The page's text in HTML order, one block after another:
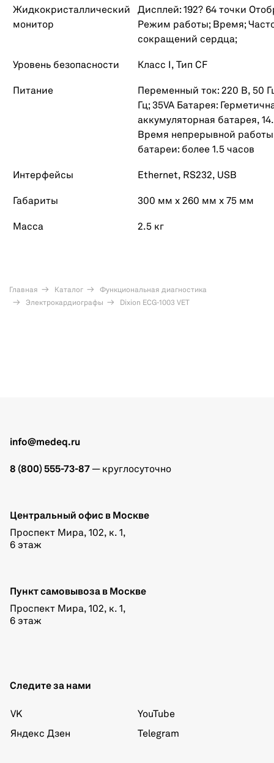
Жидкокристаллический
монитор
Дисплей: 192? 64 точки
Режим работы; Время;
сокращений сердца;
Уровень безопасности Класс I, Тип CF
Питание
Переменный ток: 220 В, 50
Гц; 35VA Батарея:
аккумуляторная батарея,
Время непрерывной работы
батареи: более 1.5 часов
Интерфейсы Ethernet, RS232, USB
Габариты 300 мм х 260 мм х 75 мм
Масса 2.5 кг
Главная Каталог
Функциональная диагностика
Электрокардиографы
Dixion ECG-1003 VET
info@medeq.ru
8 (800) 555-73-87 — круглосуточно
Центральный офис в Москве
Проспект Мира, 102, к. 1,
6 этаж
Пункт самовывоза в Москве
Проспект Мира, 102, к. 1,
6 этаж
Следите за нами
VK
Яндекс Дзен
YouTube
Telegram